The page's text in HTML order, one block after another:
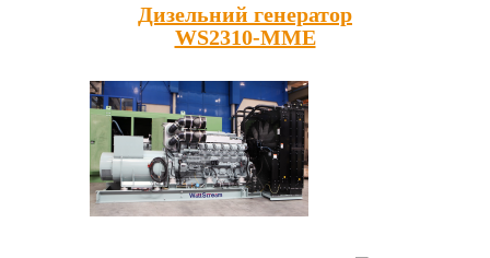
Дизельний генератор
WS2310-MME